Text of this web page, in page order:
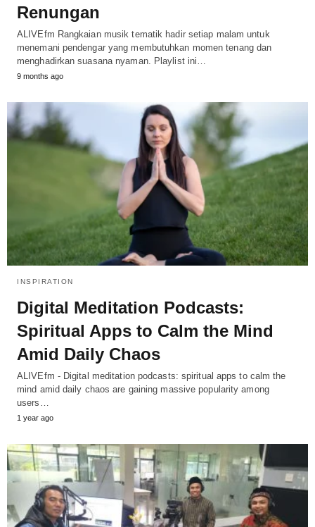
Renungan
ALIVEfm Rangkaian musik tematik hadir setiap malam untuk
menemani pendengar yang membutuhkan momen tenang dan
menghadirkan suasana nyaman. Playlist ini…
9 months ago
INSPIRATION
Digital Meditation Podcasts:
Spiritual Apps to Calm the Mind
Amid Daily Chaos
ALIVEfm - Digital meditation podcasts: spiritual apps to calm the
mind amid daily chaos are gaining massive popularity among
users…
1 year ago